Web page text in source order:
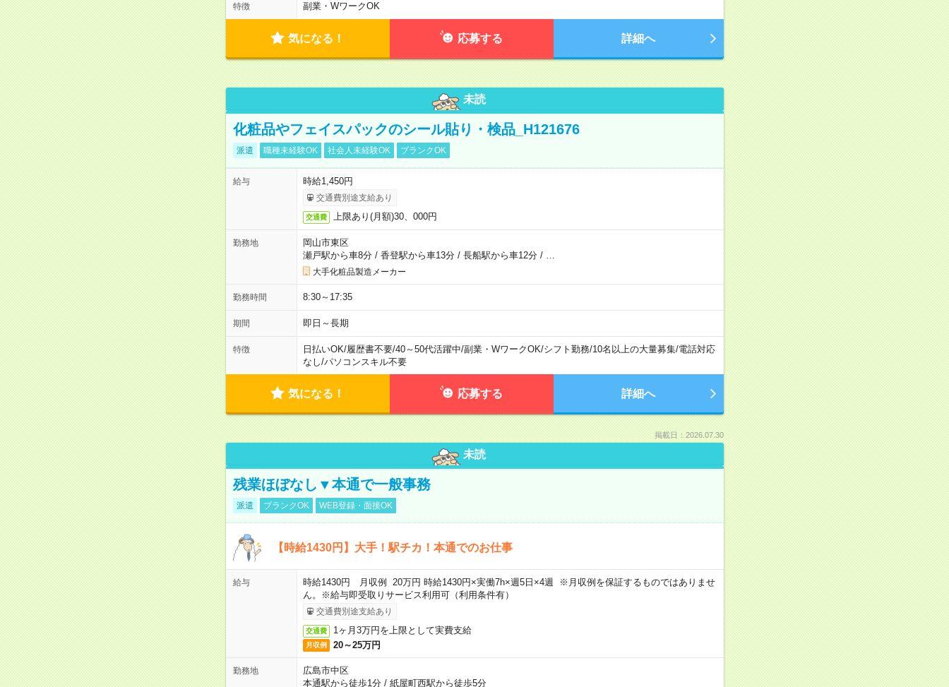
特徴 副業・WワークOK
気になる！ 応募する 詳細へ
未読
化粧品やフェイスパックのシール貼り・検品_H121676
派遣 職種未経験OK 社会人未経験OK ブランクOK
給与 時給1,450円
交通費別途支給あり
交通費 上限あり(月額)30、000円
勤務地
岡山市東区
瀬戸駅から車8分/ 香登駅から車13分/ 長船駅から車12分/ …
大手化粧品製造メーカー
勤務時間 8:30～17:35
期間 即日～長期
特徴 日払いOK/履歴書不要/40～50代活躍中/副業・WワークOK/シフト勤務/10名以上の大量募集/電話対応
なし/パソコンスキル不要
気になる！ 応募する 詳細へ
掲載日：2026.07.30
未読
残業ほぼなし▼本通で一般事務
派遣 ブランクOK WEB登録・面接OK
【時給1430円】大手！駅チカ！本通でのお仕事
給与
時給1430円 月収例 20万円 時給1430円×実働7h×週5日×4週 ※月収例を保証するものではありませ
ん。※給与即受取りサービス利用可（利用条件有）
交通費別途支給あり
交通費 1ヶ月3万円を上限として実費支給
月収例 20～25万円
勤務地
広島市中区
本通駅から徒歩1分/ 紙屋町西駅から徒歩5分